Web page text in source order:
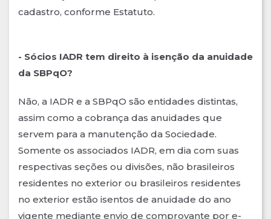
cadastro, conforme Estatuto.
- Sócios IADR tem direito à isenção da anuidade
da SBPqO?
Não, a IADR e a SBPqO são entidades distintas,
assim como a cobrança das anuidades que
servem para a manutenção da Sociedade.
Somente os associados IADR, em dia com suas
respectivas seções ou divisões, não brasileiros
residentes no exterior ou brasileiros residentes
no exterior estão isentos de anuidade do ano
vigente mediante envio de comprovante por e-